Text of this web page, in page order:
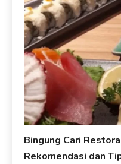
Bingung Cari
Rekomendasi dan